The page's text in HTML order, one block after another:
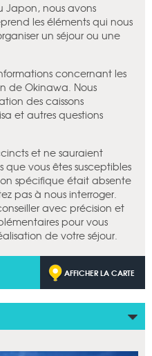
Japon, nous avons
les éléments qui nous
un séjour ou une
concernant les
de Okinawa. Nous
des caissons
et autres questions
et ne sauraient
que vous êtes susceptibles
spécifique était absente
pas à nous interroger.
avec précision et
pour vous
de votre séjour.
AFFICHER LA CARTE